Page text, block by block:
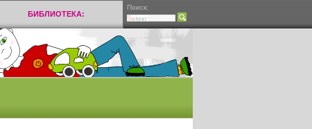
БИБЛИОТЕКА:
Поиск: